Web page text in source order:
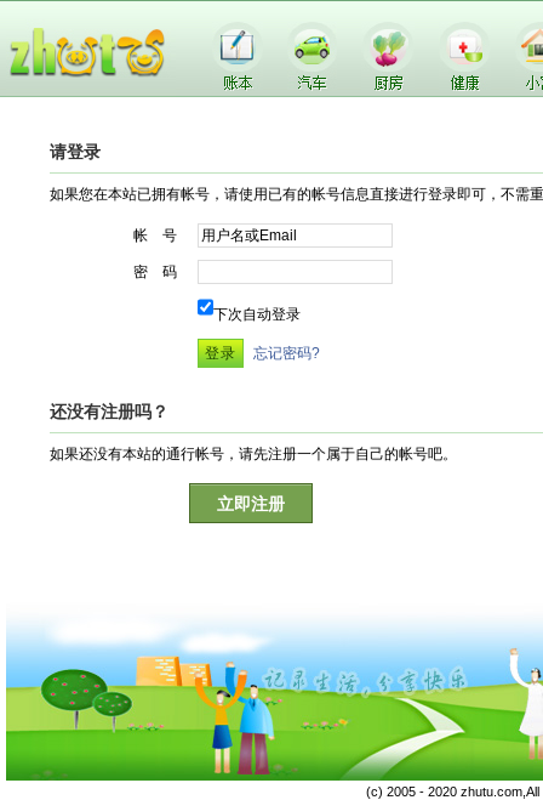
请登录
如果您在本站已拥有帐号，请使用已有的帐号信息直接进行登录即可，不需
帐 号
密 码
下次自动登录
忘记密码?
还没有注册吗？
如果还没有本站的通行帐号，请先注册一个属于自己的帐号吧。
立即注册
(c) 2005 - 2020